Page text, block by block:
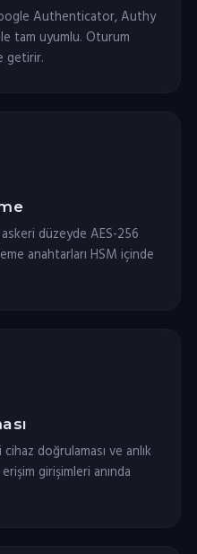
Authenticator, Authy
tam uyumlu. Oturum
getirir.
düzeyde AES-256
anahtarları HSM içinde
doğrulaması ve anlık
girişimleri anında